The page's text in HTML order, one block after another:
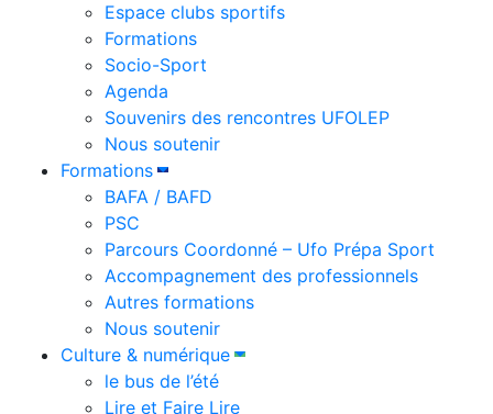
Espace clubs sportifs
Formations
Socio-Sport
Agenda
Souvenirs des rencontres UFOLEP
Nous soutenir
Formations
BAFA / BAFD
PSC
Parcours Coordonné – Ufo Prépa Sport
Accompagnement des professionnels
Autres formations
Nous soutenir
Culture & numérique
le bus de l’été
Lire et Faire Lire